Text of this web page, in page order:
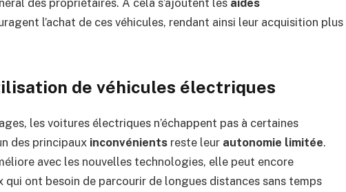
des propriétaires. À cela s’ajoutent les aides
l’achat de ces véhicules, rendant ainsi leur acquisition plus
de véhicules électriques
les voitures électriques n’échappent pas à certaines
des principaux inconvénients reste leur autonomie limitée.
avec les nouvelles technologies, elle peut encore
qui ont besoin de parcourir de longues distances sans temps